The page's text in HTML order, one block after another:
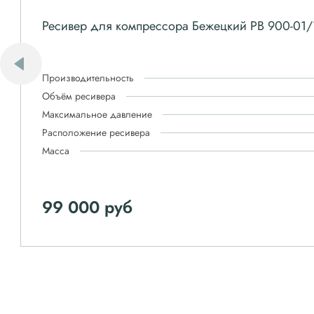
Ресивер для компрессора Бежецкий РВ 900-
Производительность
Объём ресивера
Максимальное давление
Расположение ресивера
Масса
99 000 руб